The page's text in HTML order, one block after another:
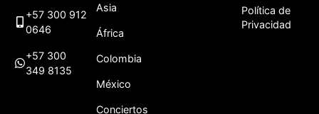
+57 300 912
0646
+57 300
349 8135
Asia
África
Colombia
México
Conciertos
Política de
Privacidad